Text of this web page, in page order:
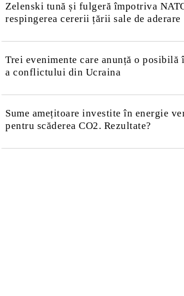
Zelenski tună și fulgeră împotriva
respingerea cererii țării sale de aderare
Trei evenimente care anunță o posibilă
a conflictului din Ucraina
Sume amețitoare investite în energie
pentru scăderea CO2. Rezultate?